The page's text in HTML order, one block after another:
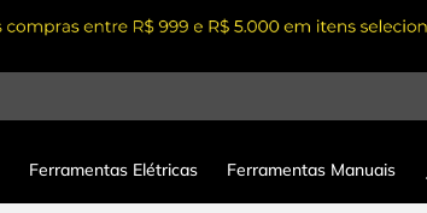
Ferramentas Elétricas Ferramentas Manuais